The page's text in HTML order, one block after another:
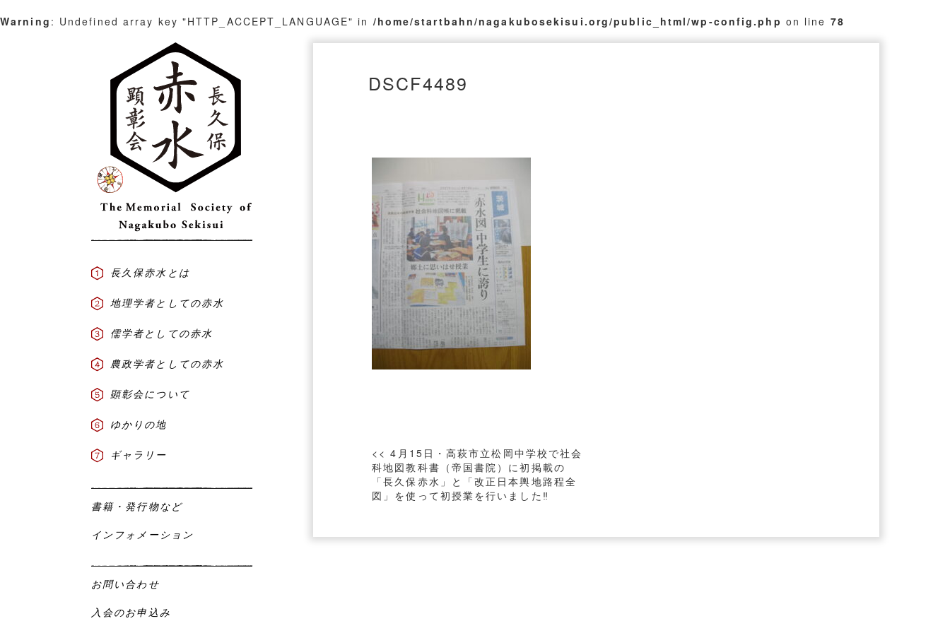
Warning : Undefined array key "HTTP_ACCEPT_LANGUAGE" in /home/startbahn/nagakubosekisui.org/public_html/wp-config.php on line 78
長久保赤水とは
地理学者としての赤水
儒学者としての赤水
農政学者としての赤水
顕彰会について
ゆかりの地
ギャラリー
書籍・発行物など
インフォメーション
お問い合わせ
入会のお申込み
DSCF4489
投
稿
ナ
ビ
ー
<< 4月15日・高萩市立松岡中学校で社会
科地図教科書（帝国書院）に初掲載の
「長久保赤水」と「改正日本輿地路程全
図」を使って初授業を行いました‼